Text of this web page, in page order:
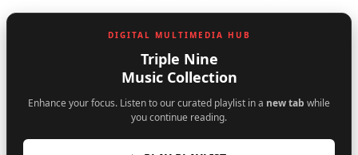
DIGITAL MULTIMEDIA HUB
Triple Nine
Music Collection
Enhance your focus. Listen to our curated playlist in a new tab while
you continue reading.